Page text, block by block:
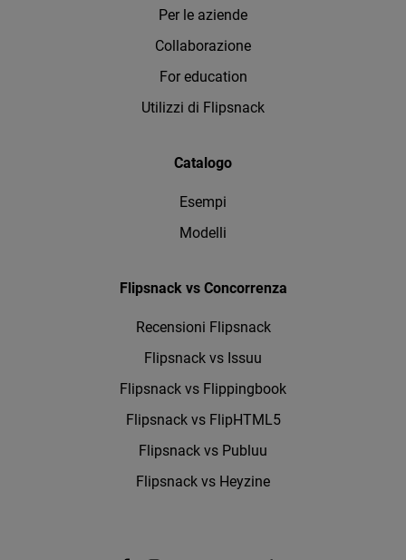
Per le aziende
Collaborazione
For education
Utilizzi di Flipsnack
Catalogo
Esempi
Modelli
Flipsnack vs Concorrenza
Recensioni Flipsnack
Flipsnack vs Issuu
Flipsnack vs Flippingbook
Flipsnack vs FlipHTML5
Flipsnack vs Publuu
Flipsnack vs Heyzine